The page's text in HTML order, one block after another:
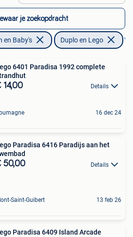
je zoekopdracht
en Baby's Duplo en Lego
6401 Paradisa 1992 complete
14,00 Details
16 dec 24
Paradisa 6416 Paradijs aan het
50,00 Details
Saint-Guibert 13 feb 26
Paradisa 6409 Island Arcade